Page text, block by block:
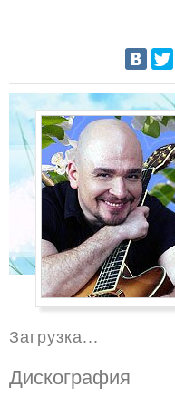
Загрузка...
Дискография